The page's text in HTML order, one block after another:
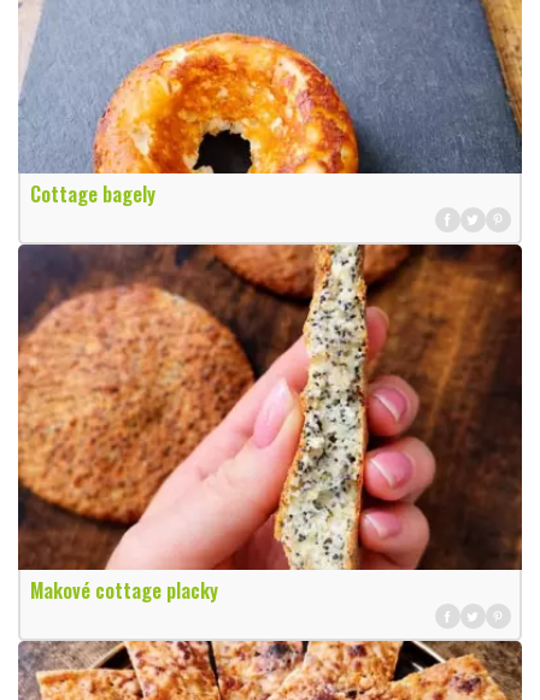
Cottage bagely
Makové cottage placky